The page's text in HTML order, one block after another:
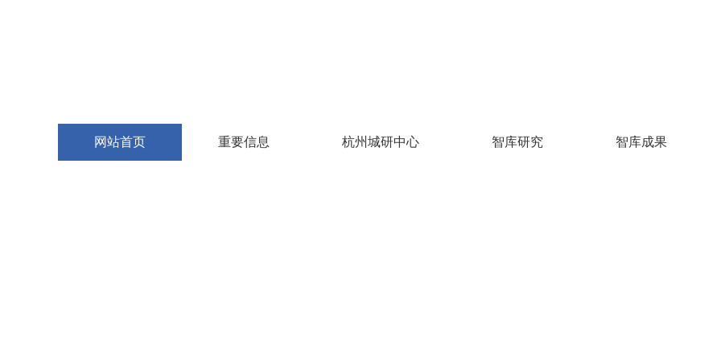
网站首页 重要信息 杭州城研中心 智库研究 智库成果